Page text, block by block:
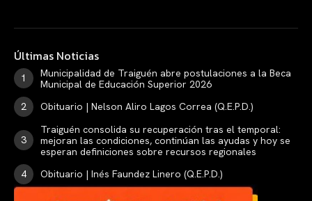
Últimas Noticias
Municipalidad de Traiguén abre postulaciones a la Beca
Municipal de Educación Superior 2026
Obituario | Nelson Aliro Lagos Correa (Q.E.P.D.)
Traiguén consolida su recuperación tras el temporal:
mejoran las condiciones, continúan las ayudas y hoy se
esperan definiciones sobre recursos regionales
Obituario | Inés Faundez Linero (Q.E.P.D.)